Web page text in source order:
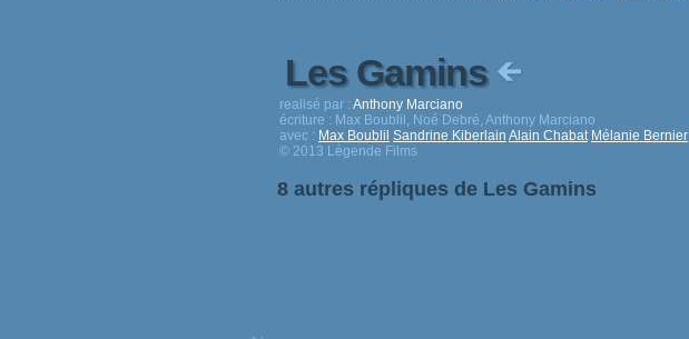
Les Gamins
realisé par : Anthony Marciano
écriture : Max Boublil, Noé Debré, Anthony Marciano
avec : Max Boublil Sandrine Kiberlain Alain Chabat Mélanie Bernier
© 2013 Légende Films
8 autres répliques de Les Gamins